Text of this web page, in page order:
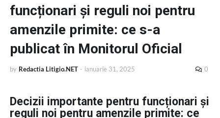
funcționari și reguli noi pentru
amenzile primite: ce s-a
publicat în Monitorul Oficial
by Redactia Litigio.NET - ianuarie 31, 2025 0
Decizii importante pentru funcționari și
reguli noi pentru amenzile primite: ce